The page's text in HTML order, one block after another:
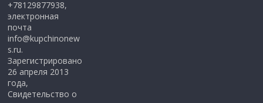
+78129877938,
электронная
почта
info@kupchinonew
s.ru.
Зарегистрировано
26 апреля 2013
года,
Свидетельство о